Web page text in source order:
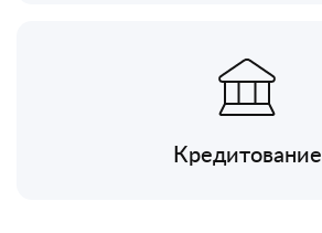
Кредитование